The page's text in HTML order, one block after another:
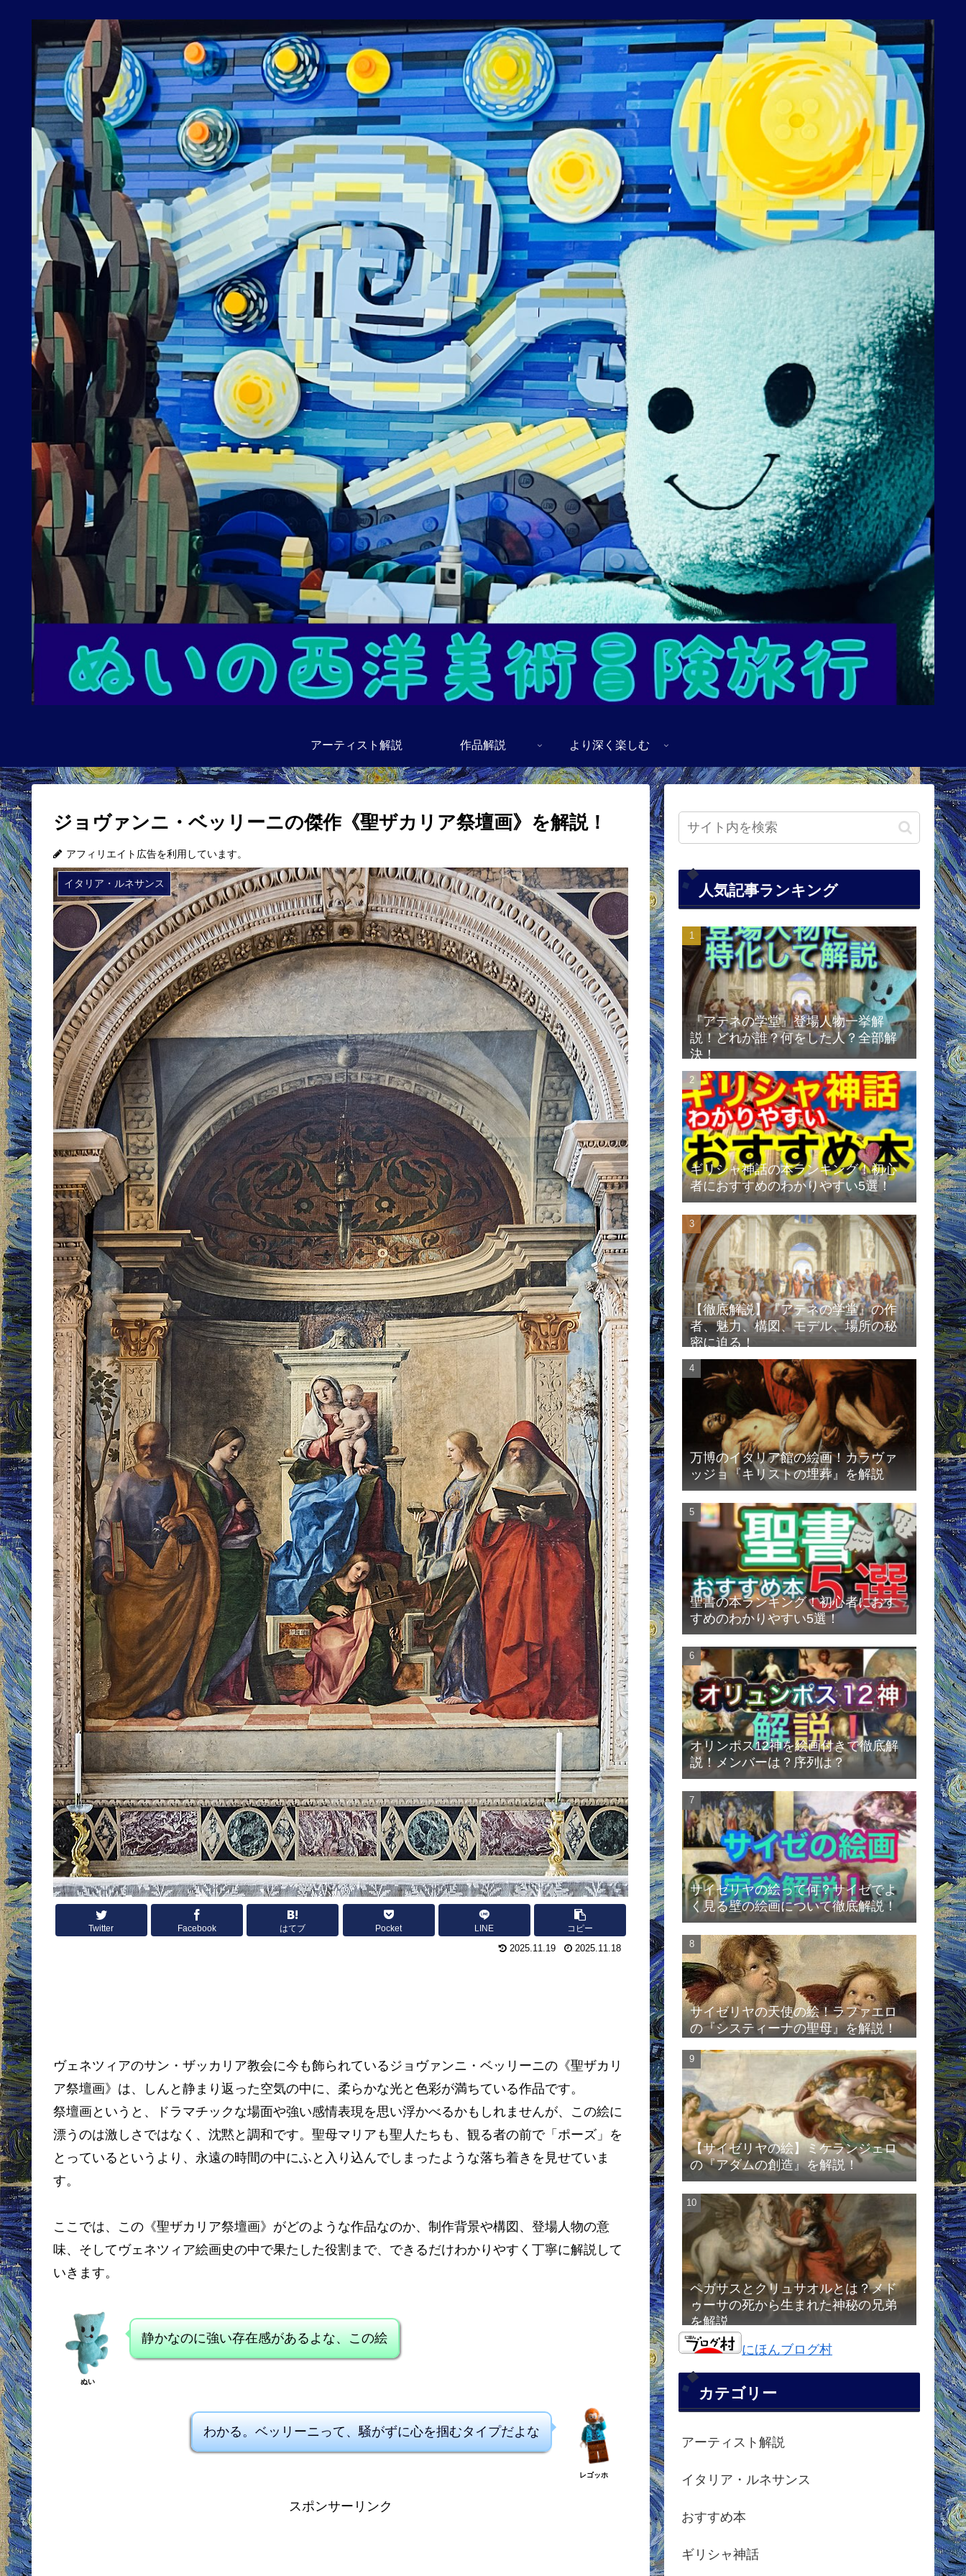
アーティスト解説 作品解説 より深く楽しむ
ジョヴァンニ・ベッリーニの傑作《聖ザカリア祭壇画》を解説！
アフィリエイト広告を利用しています。
イタリア・ルネサンス
Twitter Facebook はてブ Pocket LINE コピー
2025.11.19 2025.11.18
ヴェネツィアのサン・ザッカリア教会に今も飾られているジョヴァンニ・ベッリーニの《聖ザカリ
ア祭壇画》は、しんと静まり返った空気の中に、柔らかな光と色彩が満ちている作品です。
祭壇画というと、ドラマチックな場面や強い感情表現を思い浮かべるかもしれませんが、この絵に
漂うのは激しさではなく、沈黙と調和です。聖母マリアも聖人たちも、観る者の前で「ポーズ」を
とっているというより、永遠の時間の中にふと入り込んでしまったような落ち着きを見せていま
す。
ここでは、この《聖ザカリア祭壇画》がどのような作品なのか、制作背景や構図、登場人物の意
味、そしてヴェネツィア絵画史の中で果たした役割まで、できるだけわかりやすく丁寧に解説して
いきます。
ぬい
静かなのに強い存在感があるよな、この絵
わかる。ベッリーニって、騒がずに心を掴むタイプだよな
レゴッホ
スポンサーリンク
人気記事ランキング
『アテネの学堂』登場人物一挙解
説！どれが誰？何をした人？全部解
決！
ギリシャ神話の本ランキング！初心
者におすすめのわかりやすい5選！
【徹底解説】『アテネの学堂』の作
者、魅力、構図、モデル、場所の秘
密に迫る！
万博のイタリア館の絵画！カラヴァ
ッジョ『キリストの埋葬』を解説
聖書の本ランキング！初心者におす
すめのわかりやすい5選！
オリンポス12神を絵画付きで徹底解
説！メンバーは？序列は？
サイゼリヤの絵って何？サイゼでよ
く見る壁の絵画について徹底解説！
サイゼリヤの天使の絵！ラファエロ
の『システィーナの聖母』を解説！
【サイゼリヤの絵】ミケランジェロ
の『アダムの創造』を解説！
ペガサスとクリュサオルとは？メド
ゥーサの死から生まれた神秘の兄弟
を解説
にほんブログ村
カテゴリー
アーティスト解説
イタリア・ルネサンス
おすすめ本
ギリシャ神話